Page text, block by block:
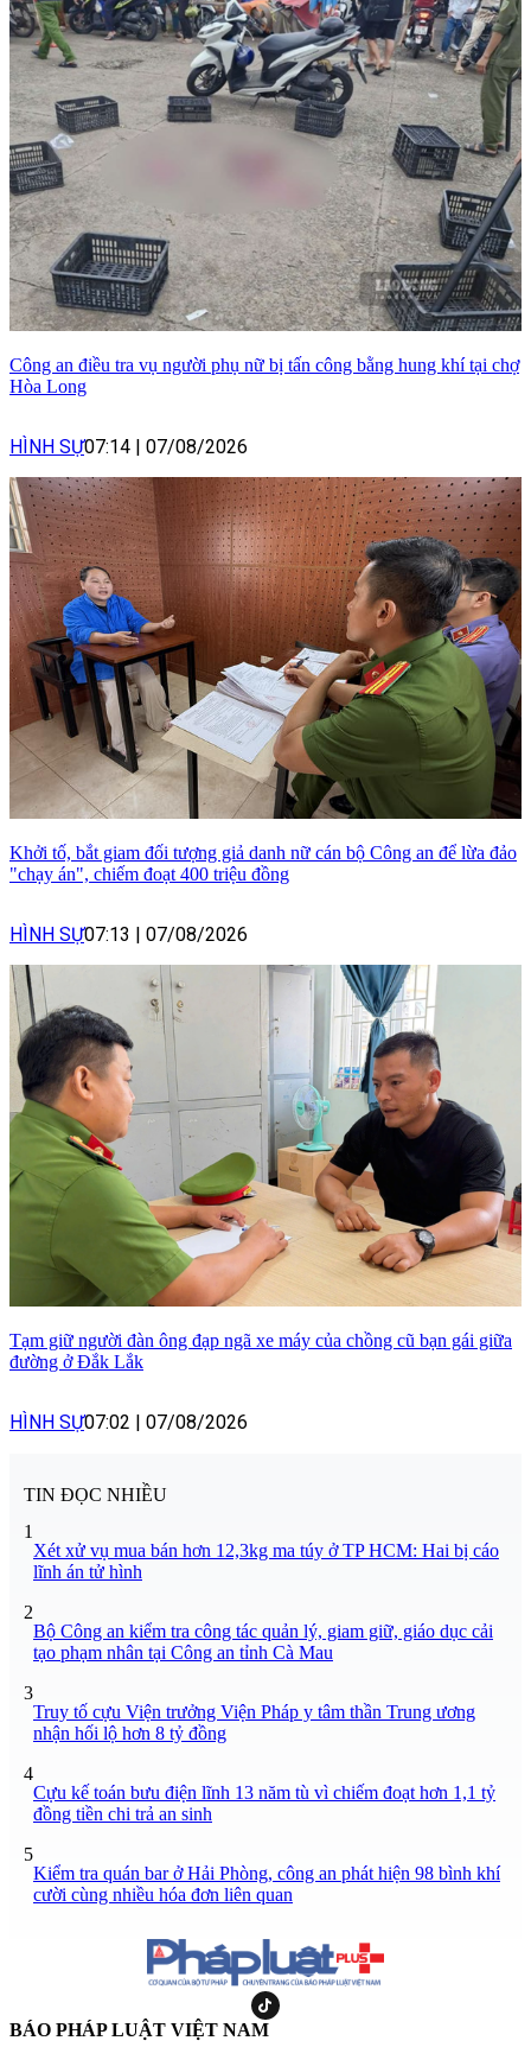
Công an điều tra vụ người phụ nữ bị tấn công bằng hung khí tại chợ
Hòa Long
HÌNH SỰ07:14 07/08/2026
Khởi tố, bắt giam đối tượng giả danh nữ cán bộ Công an để lừa đảo
"chạy án", chiếm đoạt 400 triệu đồng
HÌNH SỰ07:13 07/08/2026
Tạm giữ người đàn ông đạp ngã xe máy của chồng cũ bạn gái giữa
đường ở Đắk Lắk
HÌNH SỰ07:02 07/08/2026
TIN ĐỌC NHIỀU
1
Xét xử vụ mua bán hơn 12,3kg ma túy ở TP HCM: Hai bị cáo
lĩnh án tử hình
2
Bộ Công an kiểm tra công tác quản lý, giam giữ, giáo dục cải
tạo phạm nhân tại Công an tỉnh Cà Mau
3
Truy tố cựu Viện trưởng Viện Pháp y tâm thần Trung ương
nhận hối lộ hơn 8 tỷ đồng
4
Cựu kế toán bưu điện lĩnh 13 năm tù vì chiếm đoạt hơn 1,1 tỷ
đồng tiền chi trả an sinh
5
Kiểm tra quán bar ở Hải Phòng, công an phát hiện 98 bình khí
cười cùng nhiều hóa đơn liên quan
BÁO PHÁP LUẬT VIỆT NAM